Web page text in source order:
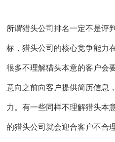
所谓猎头公司排名一定不是评
标，猎头公司的核心竞争能力
很多不理解猎头本意的客户会
意向之前向客户提供简历信息
力。有一些同样不理解猎头本
的猎头公司就会迎合客户不合